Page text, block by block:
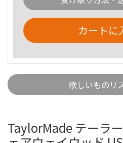
カートに
欲しいものリ
TaylorMade テーラ